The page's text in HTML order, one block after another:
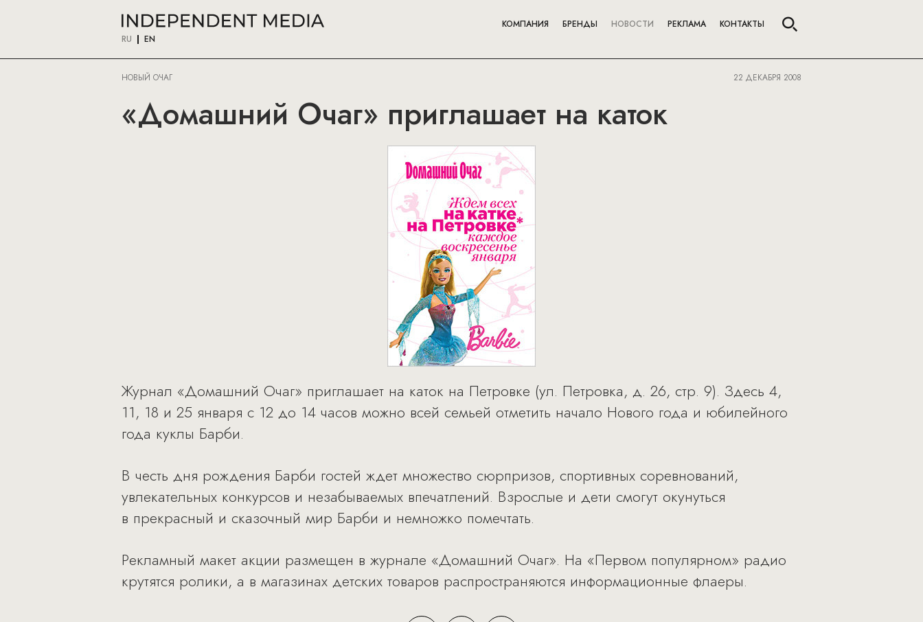
RU EN
КОМПАНИЯ БРЕНДЫ НОВОСТИ РЕКЛАМА КОНТАКТЫ
НОВЫЙ ОЧАГ 22 ДЕКАБРЯ 2008
«Домашний Очаг» приглашает на каток
Журнал «Домашний Очаг» приглашает на каток на Петровке (ул. Петровка, д. 26, стр. 9). Здесь 4,
11, 18 и 25 января с 12 до 14 часов можно всей семьей отметить начало Нового года и юбилейного
года куклы Барби.
В честь дня рождения Барби гостей ждет множество сюрпризов, спортивных соревнований,
увлекательных конкурсов и незабываемых впечатлений. Взрослые и дети смогут окунуться
в прекрасный и сказочный мир Барби и немножко помечтать.
Рекламный макет акции размещен в журнале «Домашний Очаг». На «Первом популярном» радио
крутятся ролики, а в магазинах детских товаров распространяются информационные флаеры.